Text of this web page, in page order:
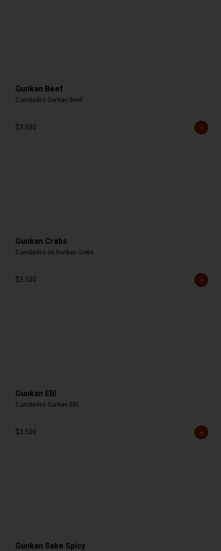
Gunkan Beef
2 unidades Gunkan Beef
$3.500
Gunkan Crabs
2 unidades de Gunkan Crabs
$3.500
Gunkan EBI
2 unidades Gunkan EBI
$3.500
Gunkan Sake Spicy